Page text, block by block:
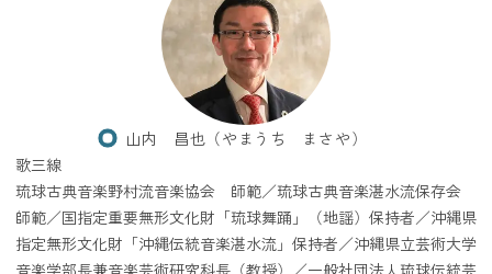
山内 昌也（やまうち まさや）
歌三線
琉球古典音楽野村流音楽協会 師範／琉球古典音楽湛水流保存会
師範／国指定重要無形文化財「琉球舞踊」（地謡）保持者／沖縄県
指定無形文化財「沖縄伝統音楽湛水流」保持者／沖縄県立芸術大学
音楽学部長兼音楽芸術研究科長（教授）／一般社団法人琉球伝統芸